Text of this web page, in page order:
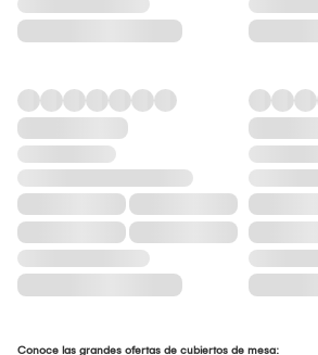
Conoce las grandes ofertas de cubiertos de mesa: